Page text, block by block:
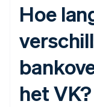
Hoe
het VK?